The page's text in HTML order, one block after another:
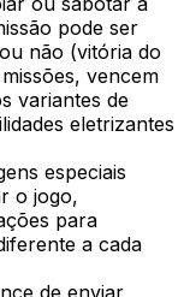
pode ser
não (vitória do
vencem
variantes de
eletrizantes
especiais
o jogo,
para
a cada
de enviar